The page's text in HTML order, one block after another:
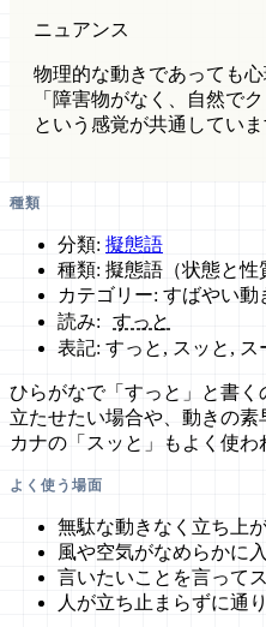
ニュアンス
物理的な動きであっても
「障害物がなく、自然で
という感覚が共通していま
種類
分類: 擬態語
種類: 擬態語（状態と性
カテゴリー: すばやい動
読み: すっと
表記: すっと, スッと, ス
ひらがなで「すっと」と書く
立たせたい場合や、動きの
カナの「スッと」もよく使わ
よく使う場面
無駄な動きなく立ち上
風や空気がなめらかに
言いたいことを言って
人が立ち止まらずに通